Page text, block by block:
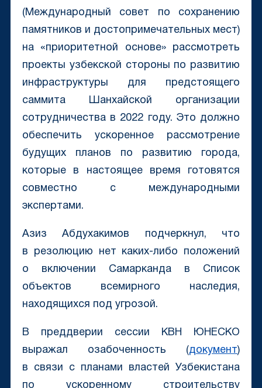
(Международный совет по сохранению
памятников и достопримечательных мест)
на «приоритетной основе» рассмотреть
проекты узбекской стороны по развитию
инфраструктуры для предстоящего
саммита Шанхайской организации
сотрудничества в 2022 году. Это должно
обеспечить ускоренное рассмотрение
будущих планов по развитию города,
которые в настоящее время готовятся
совместно с международными
экспертами.
Азиз Абдухакимов подчеркнул, что
в резолюцию нет каких-либо положений
о включении Самарканда в Список
объектов всемирного наследия,
находящихся под угрозой.
В преддверии сессии КВН ЮНЕСКО
выражал озабоченность (документ)
в связи с планами властей Узбекистана
по ускоренному строительству